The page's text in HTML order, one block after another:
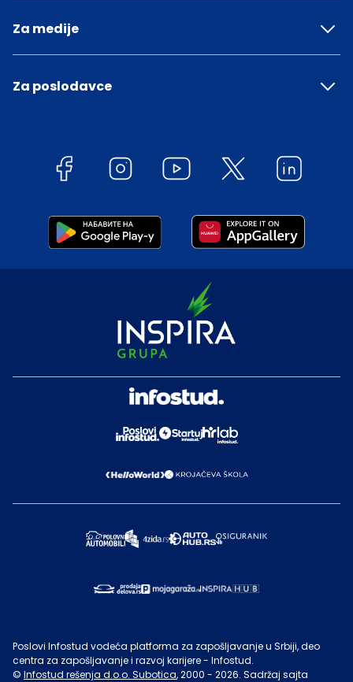
Za medije
Za poslodavce
Poslovi Infostud vodeća platforma za zapošljavanje u Srbiji, deo
centra za zapošljavanje i razvoj karijere - Infostud.
© Infostud rešenja d.o.o. Subotica, 2000 - 2026. Sadržaj sajta